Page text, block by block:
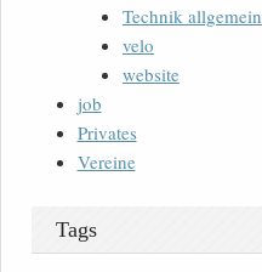
Technik allgemein
velo
website
job
Privates
Vereine
Tags